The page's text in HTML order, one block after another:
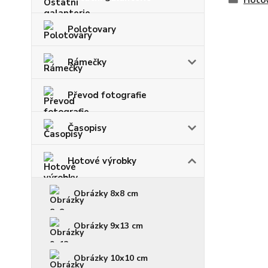
Polotovary
Rámečky
Převod fotografie
Časopisy
Hotové výrobky
Obrázky 8x8 cm
Obrázky 9x13 cm
Obrázky 10x10 cm